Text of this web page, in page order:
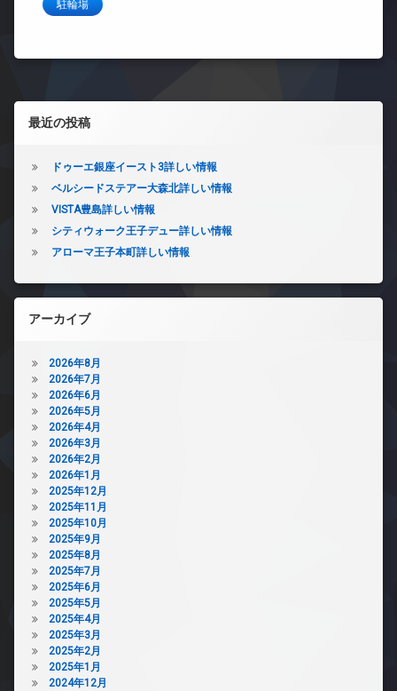
駐輪場
左サイドバー
最近の投稿
ドゥーエ銀座イースト3詳しい情報
ベルシードステアー大森北詳しい情報
VISTA豊島詳しい情報
シティウォーク王子デュー詳しい情報
アローマ王子本町詳しい情報
アーカイブ
2026年8月
2026年7月
2026年6月
2026年5月
2026年4月
2026年3月
2026年2月
2026年1月
2025年12月
2025年11月
2025年10月
2025年9月
2025年8月
2025年7月
2025年6月
2025年5月
2025年4月
2025年3月
2025年2月
2025年1月
2024年12月